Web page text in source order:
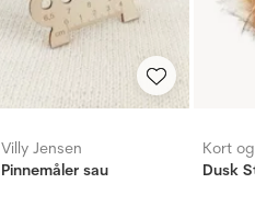
Villy Jensen
Pinnemåler sau
Kort
Dusk